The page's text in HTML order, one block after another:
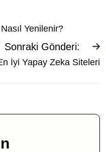
Yenilenir?
Sonraki Gönderi:
İyi Yapay Zeka Siteleri